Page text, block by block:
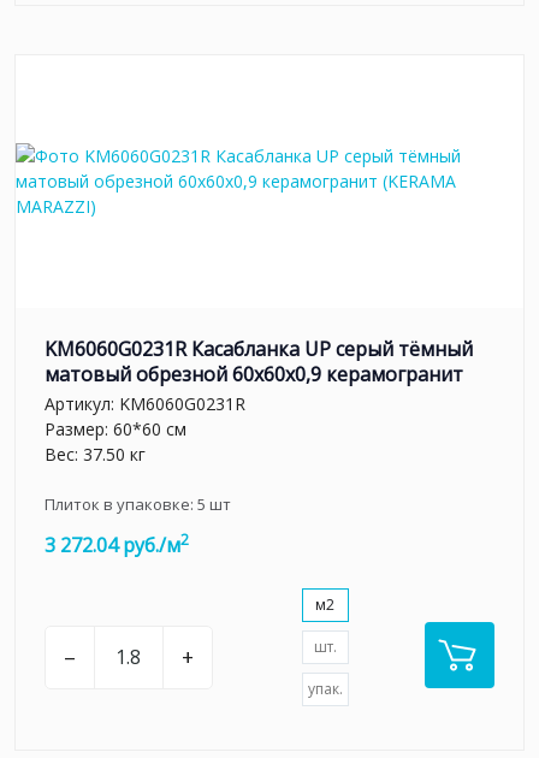
KM6060G0231R Касабланка UP серый тёмный
матовый обрезной 60x60x0,9 керамогранит
Артикул: KM6060G0231R
Размер: 60*60 см
Вес: 37.50 кг
Плиток в упаковке: 5 шт
3 272.04 руб./м2
– +
м2
шт.
упак.